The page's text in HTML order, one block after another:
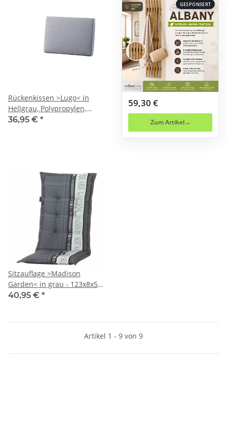
Rückenkissen >Lugo< in
Hellgrau, Polypropylen,
Polyester - 61x8x42cm
36,95 € *
GESPONSERT
59,30 €
Zum Artikel
Sitzauflage >Madison
Garden< in grau - 123x8x50
(BxHxT)
40,95 € *
Artikel 1 - 9 von 9